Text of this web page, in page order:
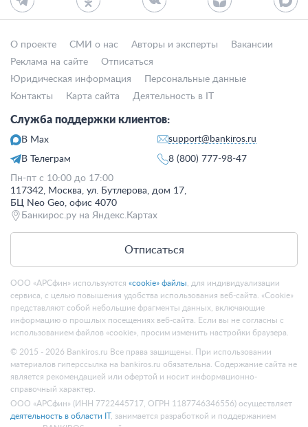
О проекте СМИ о нас Авторы и эксперты
Вакансии
Реклама на сайте
Отписаться
Юридическая информация
Персональные данные
Контакты
Карта сайта Деятельность в IT
Служба поддержки клиентов:
В Max
В Телеграм
support@bankiros.ru
8 (800) 777-98-47
Пн-пт с 10:00 до 17:00
117342, Москва, ул. Бутлерова, дом 17,
БЦ Neo Geo, офис 4070
Банкирос.ру на Яндекс.Картах
Отписаться
ООО «АРСфин» используются «cookie» файлы , для индивидуализации
сервиса, с целью повышения удобства использования веб-сайта. «Cookie»
представляют собой небольшие фрагменты данных, включающие
информацию о прошлых посещениях веб-сайта. Если вы не согласны с
использованием файлов «cookie», просим изменить настройки браузера.
© 2015 - 2026 Bankiros.ru Все права защищены. При использовании
материалов гиперссылка на bankiros.ru обязательна. Содержание сайта не
является рекомендацией или офертой и носит информационно-
справочный характер.
ООО «АРСфин» (ИНН 7722445717, ОГРН 1187746346556) осуществляет
деятельность в области IT, занимается разработкой и поддержанием